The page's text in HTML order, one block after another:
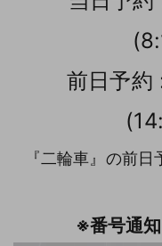
前日予約
『二輪車』の前
※番号通知